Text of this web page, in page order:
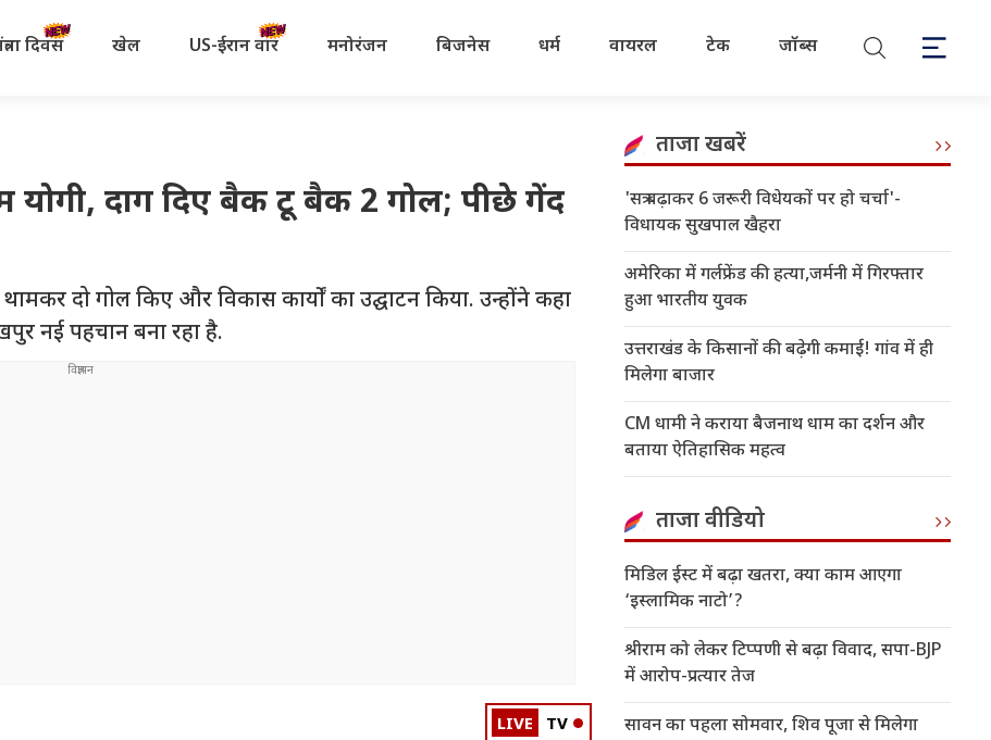
दिवस खेल US-ईरान वॉर मनोरंजन बिजनेस धर्म वायरल टेक जॉब्स
दाग दिए बैक टू बैक 2 गोल; पीछे गेंद
दो गोल किए और विकास कार्यों का उद्घाटन किया. उन्होंने कहा
नई पहचान बना रहा है.
LIVE TV
ताजा खबरें
'सत्र बढ़ाकर 6 जरूरी विधेयकों पर हो चर्चा'-
विधायक सुखपाल खैहरा
अमेरिका में गर्लफ्रेंड की हत्या,जर्मनी में गिरफ्तार
हुआ भारतीय युवक
उत्तराखंड के किसानों की बढ़ेगी कमाई! गांव में ही
मिलेगा बाजार
CM धामी ने कराया बैजनाथ धाम का दर्शन और
बताया ऐतिहासिक महत्व
ताजा वीडियो
मिडिल ईस्ट में बढ़ा खतरा, क्या काम आएगा
‘इस्लामिक नाटो’?
श्रीराम को लेकर टिप्पणी से बढ़ा विवाद, सपा-BJP
में आरोप-प्रत्यार तेज
सावन का पहला सोमवार, शिव पूजा से मिलेगा